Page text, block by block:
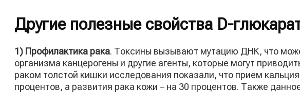
Другие полезные свойства D-
1) Профилактика рака. Токсины вызывают мутацию ДНК, что
организма канцерогены и другие агенты, которые могут
раком толстой кишки исследования показали, что прием
процентов, а развития рака кожи – на 30 процентов. Также